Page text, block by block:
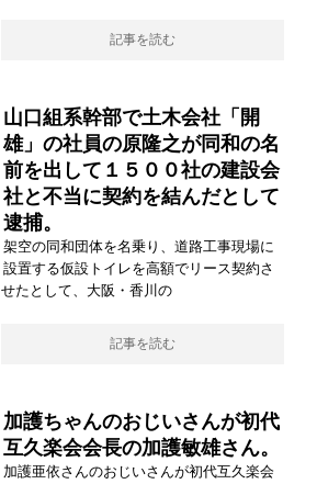
記事を読む
山口組系幹部で土木会社「開
雄」の社員の原隆之が同和の名
前を出して１５００社の建設会
社と不当に契約を結んだとして
逮捕。
架空の同和団体を名乗り、道路工事現場に
設置する仮設トイレを高額でリース契約さ
せたとして、大阪・香川の
記事を読む
加護ちゃんのおじいさんが初代
互久楽会会長の加護敏雄さん。
加護亜依さんのおじいさんが初代互久楽会